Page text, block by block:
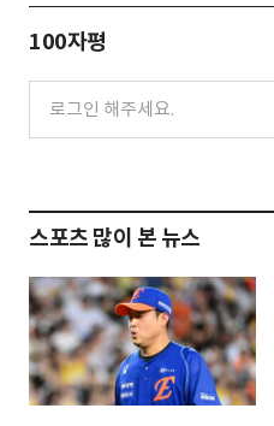
100자평
스포츠 많이 본 뉴스